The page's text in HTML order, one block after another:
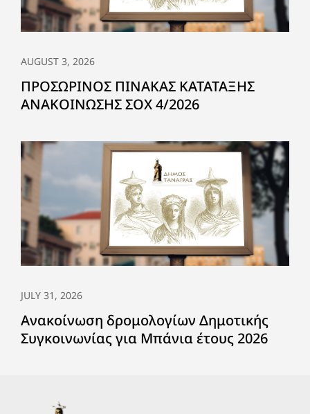
AUGUST 3, 2026
ΠΡΟΣΩΡΙΝΟΣ ΠΙΝΑΚΑΣ ΚΑΤΑΤΑΞΗΣ
ΑΝΑΚΟΙΝΩΣΗΣ ΣΟΧ 4/2026
JULY 31, 2026
Ανακοίνωση δρομολογίων Δημοτικής
Συγκοινωνίας για Μπάνια έτους 2026